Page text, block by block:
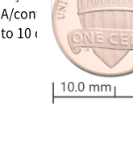
A/contact (up
to 10 contacts)